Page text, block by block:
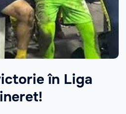
în Liga